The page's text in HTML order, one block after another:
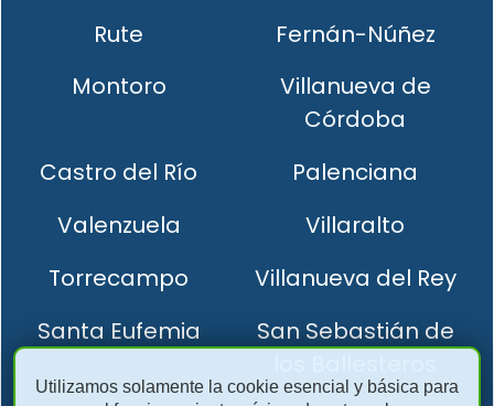
Rute
Fernán-Núñez
Montoro
Villanueva de
Córdoba
Castro del Río
Palenciana
Valenzuela
Villaralto
Torrecampo
Villanueva del Rey
Santa Eufemia
San Sebastián de
Utilizamos solamente la cookie esencial y básica para